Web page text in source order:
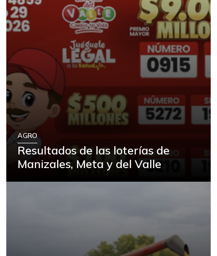
AGRO
Resultados de las loterías de
Manizales, Meta y del Valle